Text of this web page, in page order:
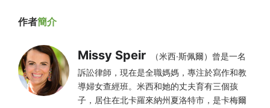
作者簡介
Missy Speir
（米西·斯佩爾）曾是一名
訴訟律師，現在是全職媽媽，專注於寫作和教
導婦女查經班。米西和她的丈夫育有三個孩
子，居住在北卡羅來納州夏洛特市，是卡梅爾